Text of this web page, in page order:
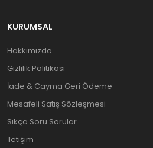
KURUMSAL
Hakkımızda
Gizlilik Politikası
İade & Cayma Geri Ödeme
Mesafeli Satış Sözleşmesi
Sıkça Soru Sorular
İletişim